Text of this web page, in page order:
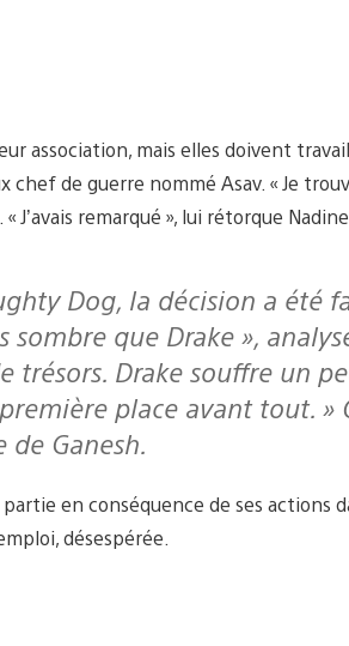
association, mais elles doivent
chef de guerre nommé Asav. « Je
remarqué », lui rétorque Nadine.
que Drake »,
trésors. Drake souffre un
place avant tout. »
Ganesh.
en conséquence de ses actions
désespérée.